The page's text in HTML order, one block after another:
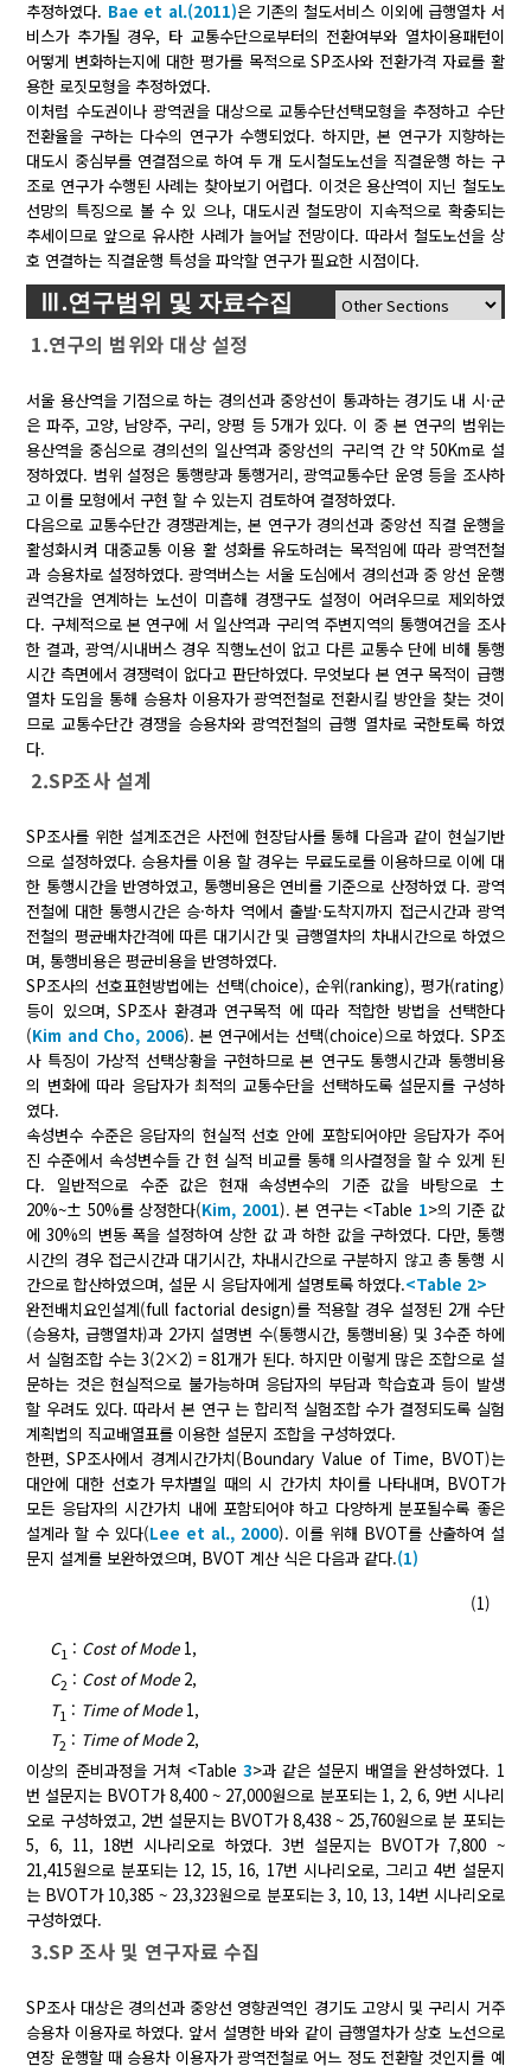
추정하였다. Bae et al.(2011)은 기존의 철도서비스 이외에 급행열차 서
비스가 추가될 경우, 타 교통수단으로부터의 전환여부와 열차이용패턴이
어떻게 변화하는지에 대한 평가를 목적으로 SP조사와 전환가격 자료를 활
용한 로짓모형을 추정하였다.
이처럼 수도권이나 광역권을 대상으로 교통수단선택모형을 추정하고 수단
전환율을 구하는 다수의 연구가 수행되었다. 하지만, 본 연구가 지향하는
대도시 중심부를 연결점으로 하여 두 개 도시철도노선을 직결운행 하는 구
조로 연구가 수행된 사례는 찾아보기 어렵다. 이것은 용산역이 지닌 철도노
선망의 특징으로 볼 수 있 으나, 대도시권 철도망이 지속적으로 확충되는
추세이므로 앞으로 유사한 사례가 늘어날 전망이다. 따라서 철도노선을 상
호 연결하는 직결운행 특성을 파악할 연구가 필요한 시점이다.
Ⅲ.연구범위 및 자료수집
1.연구의 범위와 대상 설정
서울 용산역을 기점으로 하는 경의선과 중앙선이 통과하는 경기도 내 시·군
은 파주, 고양, 남양주, 구리, 양평 등 5개가 있다. 이 중 본 연구의 범위는
용산역을 중심으로 경의선의 일산역과 중앙선의 구리역 간 약 50Km로 설
정하였다. 범위 설정은 통행량과 통행거리, 광역교통수단 운영 등을 조사하
고 이를 모형에서 구현 할 수 있는지 검토하여 결정하였다.
다음으로 교통수단간 경쟁관계는, 본 연구가 경의선과 중앙선 직결 운행을
활성화시켜 대중교통 이용 활 성화를 유도하려는 목적임에 따라 광역전철
과 승용차로 설정하였다. 광역버스는 서울 도심에서 경의선과 중 앙선 운행
권역간을 연계하는 노선이 미흡해 경쟁구도 설정이 어려우므로 제외하였
다. 구체적으로 본 연구에 서 일산역과 구리역 주변지역의 통행여건을 조사
한 결과, 광역/시내버스 경우 직행노선이 없고 다른 교통수 단에 비해 통행
시간 측면에서 경쟁력이 없다고 판단하였다. 무엇보다 본 연구 목적이 급행
열차 도입을 통해 승용차 이용자가 광역전철로 전환시킬 방안을 찾는 것이
므로 교통수단간 경쟁을 승용차와 광역전철의 급행 열차로 국한토록 하였
다.
2.SP조사 설계
SP조사를 위한 설계조건은 사전에 현장답사를 통해 다음과 같이 현실기반
으로 설정하였다. 승용차를 이용 할 경우는 무료도로를 이용하므로 이에 대
한 통행시간을 반영하였고, 통행비용은 연비를 기준으로 산정하였 다. 광역
전철에 대한 통행시간은 승·하차 역에서 출발·도착지까지 접근시간과 광역
전철의 평균배차간격에 따른 대기시간 및 급행열차의 차내시간으로 하였으
며, 통행비용은 평균비용을 반영하였다.
SP조사의 선호표현방법에는 선택(choice), 순위(ranking), 평가(rating)
등이 있으며, SP조사 환경과 연구목적 에 따라 적합한 방법을 선택한다
(Kim and Cho, 2006). 본 연구에서는 선택(choice)으로 하였다. SP조
사 특징이 가상적 선택상황을 구현하므로 본 연구도 통행시간과 통행비용
의 변화에 따라 응답자가 최적의 교통수단을 선택하도록 설문지를 구성하
였다.
속성변수 수준은 응답자의 현실적 선호 안에 포함되어야만 응답자가 주어
진 수준에서 속성변수들 간 현 실적 비교를 통해 의사결정을 할 수 있게 된
다. 일반적으로 수준 값은 현재 속성변수의 기준 값을 바탕으로 ±
20%~± 50%를 상정한다(Kim, 2001). 본 연구는 <Table 1>의 기준 값
에 30%의 변동 폭을 설정하여 상한 값 과 하한 값을 구하였다. 다만, 통행
시간의 경우 접근시간과 대기시간, 차내시간으로 구분하지 않고 총 통행 시
간으로 합산하였으며, 설문 시 응답자에게 설명토록 하였다.<Table 2>
완전배치요인설계(full factorial design)를 적용할 경우 설정된 2개 수단
(승용차, 급행열차)과 2가지 설명변 수(통행시간, 통행비용) 및 3수준 하에
서 실험조합 수는 3(2×2) = 81개가 된다. 하지만 이렇게 많은 조합으로 설
문하는 것은 현실적으로 불가능하며 응답자의 부담과 학습효과 등이 발생
할 우려도 있다. 따라서 본 연구 는 합리적 실험조합 수가 결정되도록 실험
계획법의 직교배열표를 이용한 설문지 조합을 구성하였다.
한편, SP조사에서 경계시간가치(Boundary Value of Time, BVOT)는
대안에 대한 선호가 무차별일 때의 시 간가치 차이를 나타내며, BVOT가
모든 응답자의 시간가치 내에 포함되어야 하고 다양하게 분포될수록 좋은
설계라 할 수 있다(Lee et al., 2000). 이를 위해 BVOT를 산출하여 설
문지 설계를 보완하였으며, BVOT 계산 식은 다음과 같다.(1)
(1)
C1 : Cost of Mode1,
C2 : Cost of Mode2,
T1 : Time of Mode1,
T2 : Time of Mode2,
이상의 준비과정을 거쳐 <Table 3>과 같은 설문지 배열을 완성하였다. 1
번 설문지는 BVOT가 8,400 ~ 27,000원으로 분포되는 1, 2, 6, 9번 시나리
오로 구성하였고, 2번 설문지는 BVOT가 8,438 ~ 25,760원으로 분 포되는
5, 6, 11, 18번 시나리오로 하였다. 3번 설문지는 BVOT가 7,800 ~
21,415원으로 분포되는 12, 15, 16, 17번 시나리오로, 그리고 4번 설문지
는 BVOT가 10,385 ~ 23,323원으로 분포되는 3, 10, 13, 14번 시나리오로
구성하였다.
3.SP 조사 및 연구자료 수집
SP조사 대상은 경의선과 중앙선 영향권역인 경기도 고양시 및 구리시 거주
승용차 이용자로 하였다. 앞서 설명한 바와 같이 급행열차가 상호 노선으로
연장 운행할 때 승용차 이용자가 광역전철로 어느 정도 전환할 것인지를 예